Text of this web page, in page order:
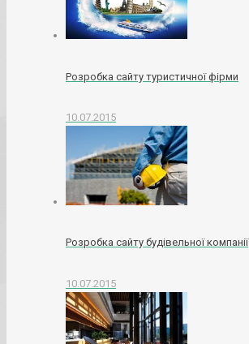
Розробка сайту туристичної фірми
10.07.2015
Розробка сайту будівельної компанії
10.07.2015